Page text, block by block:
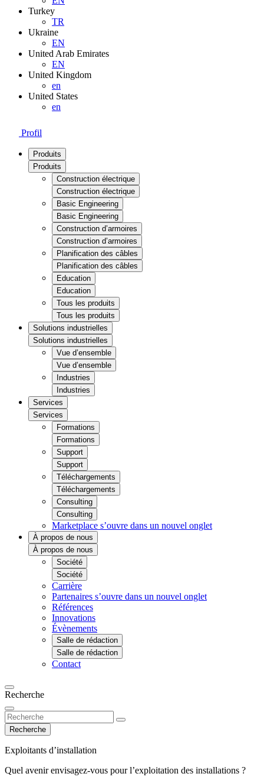
Turkey
TR
Ukraine
EN
United Arab Emirates
EN
United Kingdom
en
United States
en
Profil
Produits
Produits
Construction électrique
Construction électrique
Basic Engineering
Basic Engineering
Construction d’armoires
Construction d’armoires
Planification des câbles
Planification des câbles
Education
Education
Tous les produits
Tous les produits
Solutions industrielles
Solutions industrielles
Vue d’ensemble
Vue d’ensemble
Industries
Industries
Services
Services
Formations
Formations
Support
Support
Téléchargements
Téléchargements
Consulting
Consulting
Marketplace s’ouvre dans un nouvel onglet
À propos de nous
À propos de nous
Société
Société
Carrière
Partenaires s’ouvre dans un nouvel onglet
Références
Innovations
Évènements
Salle de rédaction
Salle de rédaction
Contact
Recherche
Recherche
Exploitants d’installation
Quel avenir envisagez-vous pour l’exploitation des installations ?